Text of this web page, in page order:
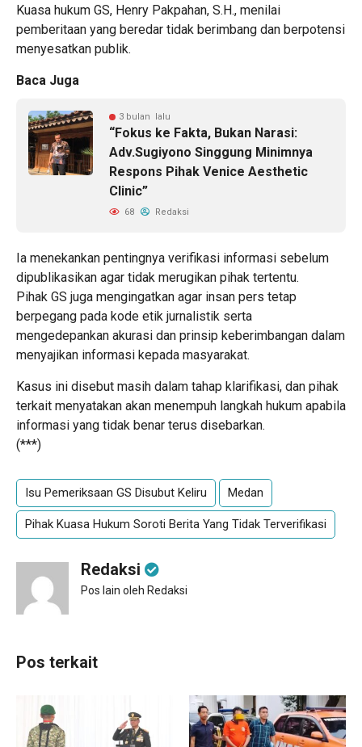
Kuasa hukum GS, Henry Pakpahan, S.H., menilai
pemberitaan yang beredar tidak berimbang dan berpotensi
menyesatkan publik.
Baca Juga
3 bulan lalu
“Fokus ke Fakta, Bukan Narasi:
Adv.Sugiyono Singgung Minimnya
Respons Pihak Venice Aesthetic
Clinic”
68 Redaksi
Ia menekankan pentingnya verifikasi informasi sebelum
dipublikasikan agar tidak merugikan pihak tertentu.
Pihak GS juga mengingatkan agar insan pers tetap
berpegang pada kode etik jurnalistik serta
mengedepankan akurasi dan prinsip keberimbangan dalam
menyajikan informasi kepada masyarakat.
Kasus ini disebut masih dalam tahap klarifikasi, dan pihak
terkait menyatakan akan menempuh langkah hukum apabila
informasi yang tidak benar terus disebarkan.
(***)
Isu Pemeriksaan GS Disubut Keliru Medan
Pihak Kuasa Hukum Soroti Berita Yang Tidak Terverifikasi
Redaksi
Pos lain oleh Redaksi
Pos terkait